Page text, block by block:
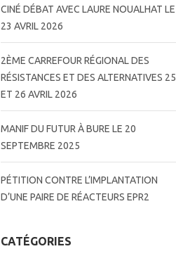
CINÉ DÉBAT AVEC LAURE NOUALHAT LE
23 AVRIL 2026
2ÈME CARREFOUR RÉGIONAL DES
RÉSISTANCES ET DES ALTERNATIVES 25
ET 26 AVRIL 2026
MANIF DU FUTUR À BURE LE 20
SEPTEMBRE 2025
PÉTITION CONTRE L’IMPLANTATION
D’UNE PAIRE DE RÉACTEURS EPR2
CATÉGORIES